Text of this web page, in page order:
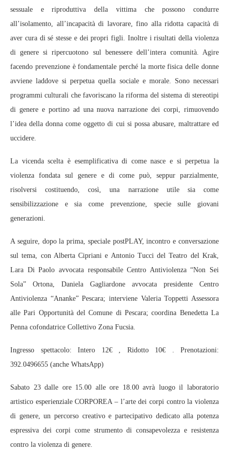
sessuale e riproduttiva della vittima che possono condurre
all’isolamento, all’incapacità di lavorare, fino alla ridotta capacità di
aver cura di sé stesse e dei propri figli. Inoltre i risultati della violenza
di genere si ripercuotono sul benessere dell’intera comunità. Agire
facendo prevenzione è fondamentale perché la morte fisica delle donne
avviene laddove si perpetua quella sociale e morale. Sono necessari
programmi culturali che favoriscano la riforma del sistema di stereotipi
di genere e portino ad una nuova narrazione dei corpi, rimuovendo
l’idea della donna come oggetto di cui si possa abusare, maltrattare ed
uccidere.
La vicenda scelta è esemplificativa di come nasce e si perpetua la
violenza fondata sul genere e di come può, seppur parzialmente,
risolversi costituendo, così, una narrazione utile sia come
sensibilizzazione e sia come prevenzione, specie sulle giovani
generazioni.
A seguire, dopo la prima, speciale postPLAY, incontro e conversazione
sul tema, con Alberta Cipriani e Antonio Tucci del Teatro del Krak,
Lara Di Paolo avvocata responsabile Centro Antiviolenza “Non Sei
Sola” Ortona, Daniela Gagliardone avvocata presidente Centro
Antiviolenza “Ananke” Pescara; interviene Valeria Toppetti Assessora
alle Pari Opportunità del Comune di Pescara; coordina Benedetta La
Penna cofondatrice Collettivo Zona Fucsia.
Ingresso spettacolo: Intero 12€ , Ridotto 10€ . Prenotazioni:
392.0496655 (anche WhatsApp)
Sabato 23 dalle ore 15.00 alle ore 18.00 avrà luogo il laboratorio
artistico esperienziale CORPOREA – l’arte dei corpi contro la violenza
di genere, un percorso creativo e partecipativo dedicato alla potenza
espressiva dei corpi come strumento di consapevolezza e resistenza
contro la violenza di genere.